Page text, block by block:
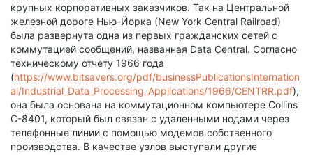
крупных корпоративных заказчиков. Так на Центральной
железной дороге Нью-Йорка (New York Central Railroad)
была развернута одна из первых гражданских сетей с
коммутацией сообщений, названная Data Central. Согласно
техническому отчету 1966 года
(https://www.bitsavers.org/pdf/businessPublicationsInternation
al/Industrial_Data_Processing_Applications/1966/CENTRR.pdf),
она была основана на коммутационном компьютере Collins
C-8401, который был связан с удаленными нодами через
телефонные линии с помощью модемов собственного
производства. В качестве узлов выступали другие